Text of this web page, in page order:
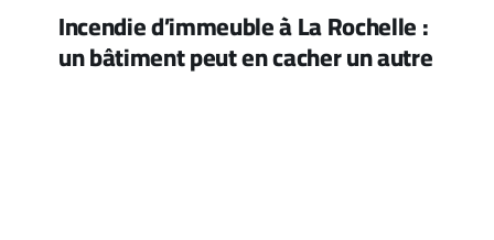
Incendie d’immeuble à La Rochelle :
un bâtiment peut en cacher un autre